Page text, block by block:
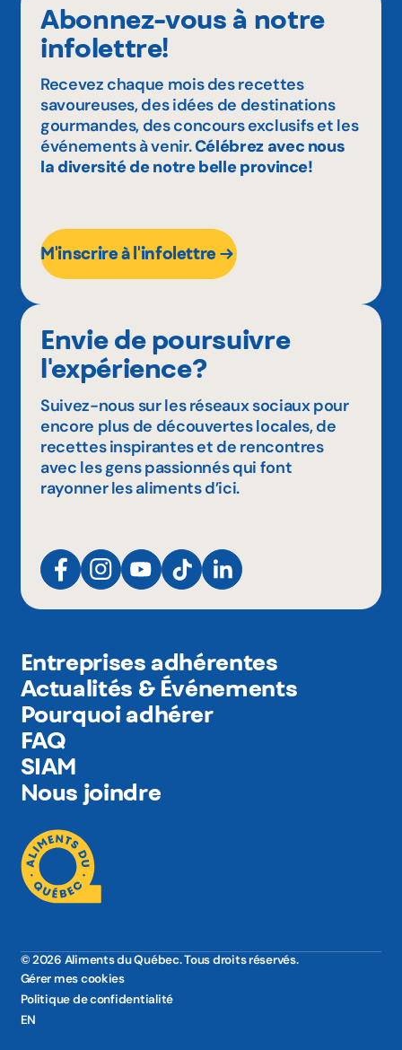
Abonnez-vous à notre
infolettre!
Recevez chaque mois des recettes
savoureuses, des idées de destinations
gourmandes, des concours exclusifs et les
événements à venir.Célébrez avec nous
la diversité de notre belle province!
M'inscrire à l'infolettre
Envie de poursuivre
l'expérience?
Suivez-nous sur les réseaux sociaux pour
encore plus de découvertes locales, de
recettes inspirantes et de rencontres
avec les gens passionnés qui font
rayonner les aliments d’ici.
Entreprises adhérentes
Actualités & Événements
Pourquoi adhérer
FAQ
SIAM
Nous joindre
© 2026 Aliments du Québec. Tous droits réservés.
Gérer mes cookies
Politique de confidentialité
EN